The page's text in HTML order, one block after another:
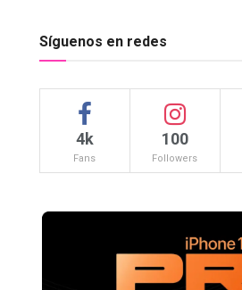
Síguenos en redes
4k
Fans
100
Followers